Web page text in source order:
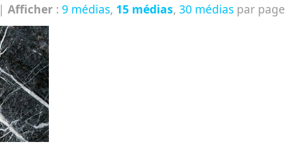
| Afficher : 9 médias, 15 médias, 30 médias par page